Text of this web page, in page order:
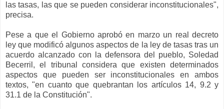
las tasas, las que se pueden considerar inconstitucionales",
precisa.
Pese a que el Gobierno aprobó en marzo un real decreto
ley que modificó algunos aspectos de la ley de tasas tras un
acuerdo alcanzado con la defensora del pueblo, Soledad
Becerril, el tribunal considera que existen determinados
aspectos que pueden ser inconstitucionales en ambos
textos, "en cuanto que quebrantan los artículos 14, 9.2 y
31.1 de la Constitución".